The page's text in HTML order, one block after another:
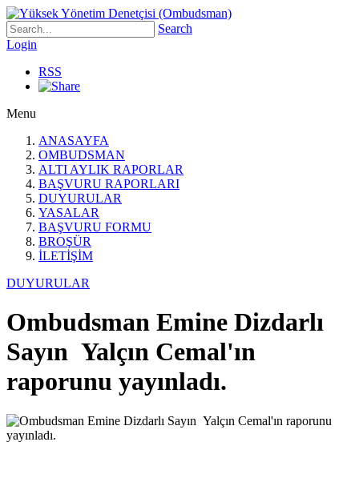
Search
Login
RSS
Menu
ANASAYFA
OMBUDSMAN
ALTI AYLIK RAPORLAR
BAŞVURU RAPORLARI
DUYURULAR
YASALAR
BAŞVURU FORMU
BROŞÜR
İLETİŞİM
DUYURULAR
Ombudsman Emine Dizdarlı
Sayın Yalçın Cemal'ın
raporunu yayınladı.